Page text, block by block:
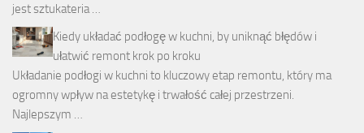
jest sztukateria …
Kiedy układać podłogę w kuchni, by uniknąć błędów i
ułatwić remont krok po kroku
Układanie podłogi w kuchni to kluczowy etap remontu, który ma
ogromny wpływ na estetykę i trwałość całej przestrzeni.
Najlepszym …